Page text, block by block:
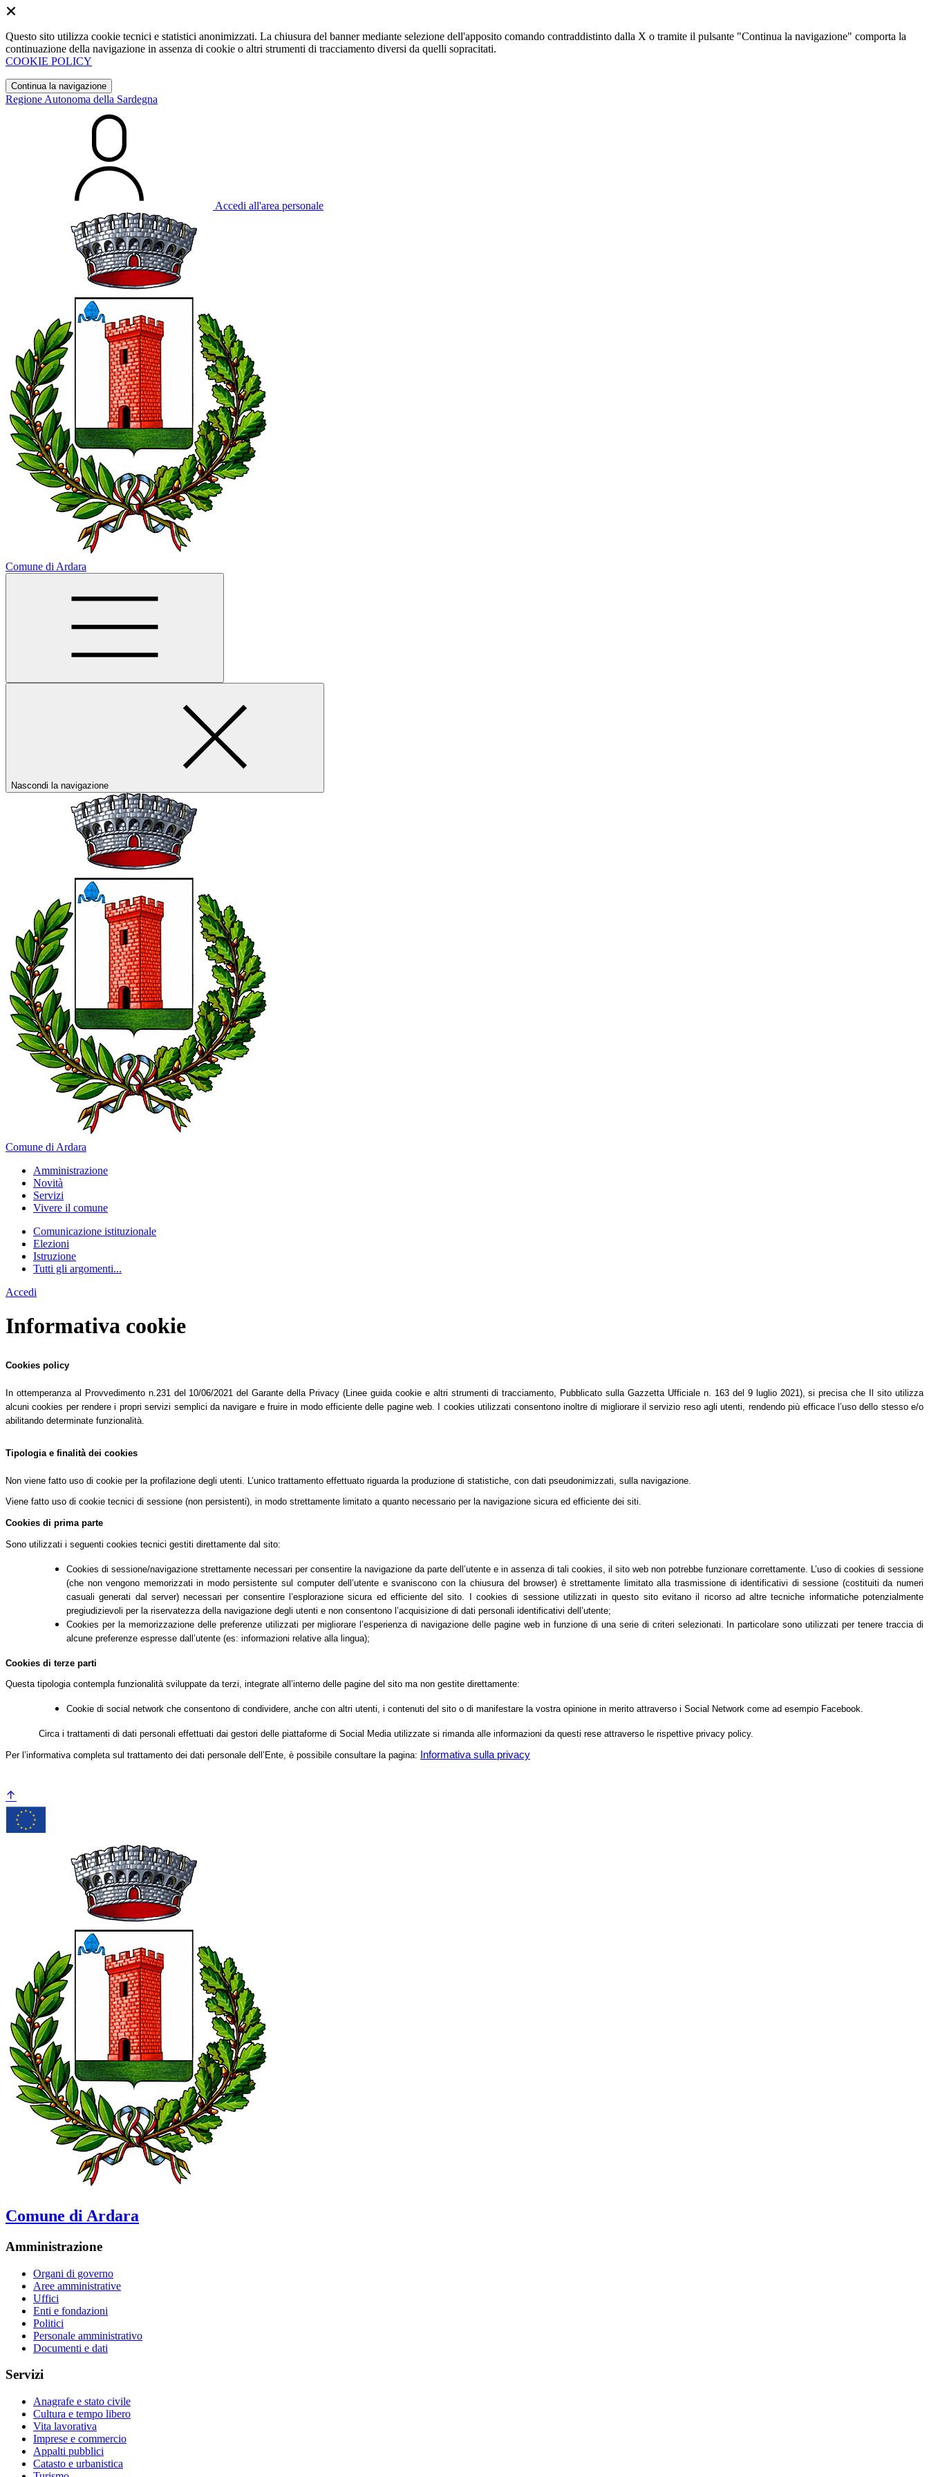
Questo sito utilizza cookie tecnici e statistici anonimizzati. La chiusura del banner mediante selezione dell'apposito comando contraddistinto dalla X o tramite il pulsante "Continua la navigazione" comporta la
continuazione della navigazione in assenza di cookie o altri strumenti di tracciamento diversi da quelli sopracitati.
COOKIE POLICY
Continua la navigazione
Regione Autonoma della Sardegna
Accedi all'area personale
Comune di Ardara
Nascondi la navigazione
Comune di Ardara
Amministrazione
Novità
Servizi
Vivere il comune
Comunicazione istituzionale
Elezioni
Istruzione
Tutti gli argomenti...
Accedi
Informativa cookie
Cookies policy
In ottemperanza al Provvedimento n.231 del 10/06/2021 del Garante della Privacy (Linee guida cookie e altri strumenti di tracciamento, Pubblicato sulla Gazzetta Ufficiale n. 163 del 9 luglio 2021), si precisa che Il sito utilizza
alcuni cookies per rendere i propri servizi semplici da navigare e fruire in modo efficiente delle pagine web. I cookies utilizzati consentono inoltre di migliorare il servizio reso agli utenti, rendendo più efficace l’uso dello stesso e/o
abilitando determinate funzionalità.
Tipologia e finalità dei cookies
Non viene fatto uso di cookie per la profilazione degli utenti. L’unico trattamento effettuato riguarda la produzione di statistiche, con dati pseudonimizzati, sulla navigazione.
Viene fatto uso di cookie tecnici di sessione (non persistenti), in modo strettamente limitato a quanto necessario per la navigazione sicura ed efficiente dei siti.
Cookies di prima parte
Sono utilizzati i seguenti cookies tecnici gestiti direttamente dal sito:
Cookies di sessione/navigazione strettamente necessari per consentire la navigazione da parte dell’utente e in assenza di tali cookies, il sito web non potrebbe funzionare correttamente. L’uso di cookies di sessione
(che non vengono memorizzati in modo persistente sul computer dell’utente e svaniscono con la chiusura del browser) è strettamente limitato alla trasmissione di identificativi di sessione (costituiti da numeri
casuali generati dal server) necessari per consentire l’esplorazione sicura ed efficiente del sito. I cookies di sessione utilizzati in questo sito evitano il ricorso ad altre tecniche informatiche potenzialmente
pregiudizievoli per la riservatezza della navigazione degli utenti e non consentono l’acquisizione di dati personali identificativi dell’utente;
Cookies per la memorizzazione delle preferenze utilizzati per migliorare l’esperienza di navigazione delle pagine web in funzione di una serie di criteri selezionati. In particolare sono utilizzati per tenere traccia di
alcune preferenze espresse dall’utente (es: informazioni relative alla lingua);
Cookies di terze parti
Questa tipologia contempla funzionalità sviluppate da terzi, integrate all’interno delle pagine del sito ma non gestite direttamente:
Cookie di social network che consentono di condividere, anche con altri utenti, i contenuti del sito o di manifestare la vostra opinione in merito attraverso i Social Network come ad esempio Facebook.
Circa i trattamenti di dati personali effettuati dai gestori delle piattaforme di Social Media utilizzate si rimanda alle informazioni da questi rese attraverso le rispettive privacy policy.
Per l’informativa completa sul trattamento dei dati personale dell’Ente, è possibile consultare la pagina: Informativa sulla privacy
Comune di Ardara
Amministrazione
Organi di governo
Aree amministrative
Uffici
Enti e fondazioni
Politici
Personale amministrativo
Documenti e dati
Servizi
Anagrafe e stato civile
Cultura e tempo libero
Vita lavorativa
Imprese e commercio
Appalti pubblici
Catasto e urbanistica